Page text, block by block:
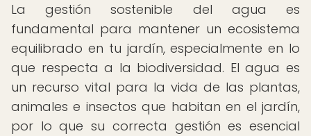
La gestión sostenible del agua es
fundamental para mantener un ecosistema
equilibrado en tu jardín, especialmente en lo
que respecta a la biodiversidad. El agua es
un recurso vital para la vida de las plantas,
animales e insectos que habitan en el jardín,
por lo que su correcta gestión es esencial